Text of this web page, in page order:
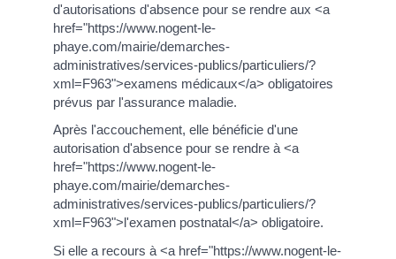
d'autorisations d'absence pour se rendre aux <a
href="https://www.nogent-le-
phaye.com/mairie/demarches-
administratives/services-publics/particuliers/?
xml=F963">examens médicaux</a> obligatoires
prévus par l'assurance maladie.
Après l'accouchement, elle bénéficie d'une
autorisation d'absence pour se rendre à <a
href="https://www.nogent-le-
phaye.com/mairie/demarches-
administratives/services-publics/particuliers/?
xml=F963">l'examen postnatal</a> obligatoire.
Si elle a recours à <a href="https://www.nogent-le-